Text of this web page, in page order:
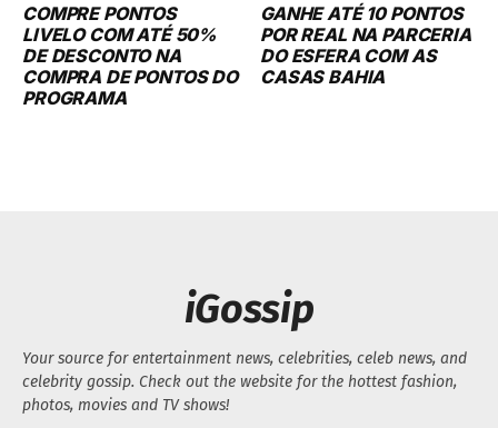
COMPRE PONTOS
LIVELO COM ATÉ 50%
DE DESCONTO NA
COMPRA DE PONTOS DO
PROGRAMA
GANHE ATÉ 10 PONTOS
POR REAL NA PARCERIA
DO ESFERA COM AS
CASAS BAHIA
iGossip
Your source for entertainment news, celebrities, celeb news, and
celebrity gossip. Check out the website for the hottest fashion,
photos, movies and TV shows!